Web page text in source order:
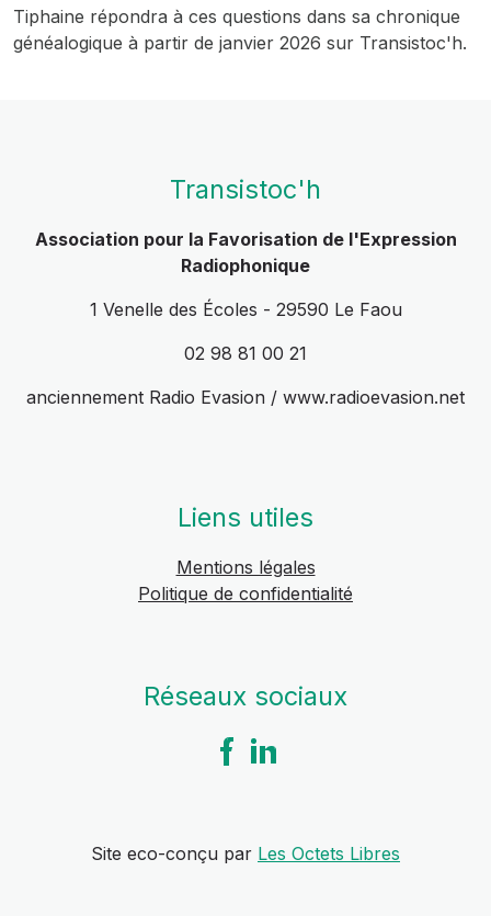
Tiphaine répondra à ces questions dans sa chronique
généalogique à partir de janvier 2026 sur Transistoc'h.
Transistoc'h
Association pour la Favorisation de l'Expression
Radiophonique
1 Venelle des Écoles - 29590 Le Faou
02 98 81 00 21
anciennement Radio Evasion / www.radioevasion.net
Liens utiles
Mentions légales
Politique de confidentialité
Réseaux sociaux
Site eco-conçu par Les Octets Libres